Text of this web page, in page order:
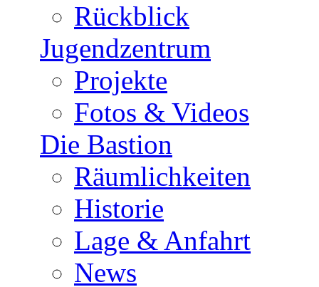
Rückblick
Jugendzentrum
Projekte
Fotos & Videos
Die Bastion
Räumlichkeiten
Historie
Lage & Anfahrt
News